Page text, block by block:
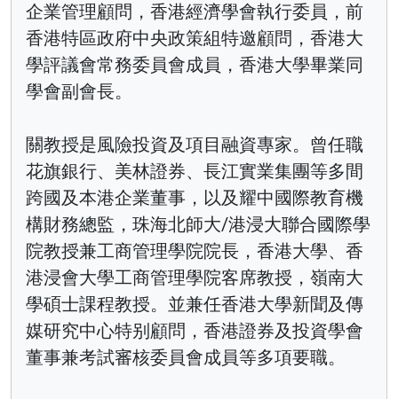
企業管理顧問，香港經濟學會執行委員，前
香港特區政府中央政策組特邀顧問，香港大
學評議會常務委員會成員，香港大學畢業同
學會副會長。
關教授是風險投資及項目融資專家。曾任職
花旗銀行、美林證券、長江實業集團等多間
跨國及本港企業董事，以及耀中國際教育機
構財務總監，珠海北師大/港浸大聯合國際學
院教授兼工商管理學院院長，香港大學、香
港浸會大學工商管理學院客席教授，嶺南大
學碩士課程教授。並兼任香港大學新聞及傳
媒研究中心特别顧問，香港證券及投資學會
董事兼考試審核委員會成員等多項要職。